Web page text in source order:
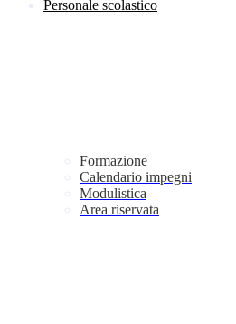
Personale scolastico
Formazione
Calendario impegni
Modulistica
Area riservata